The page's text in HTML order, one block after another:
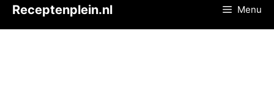
Receptenplein.nl Menu